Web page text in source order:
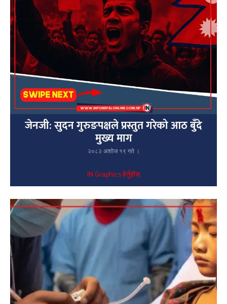
जेनजी: सुदन गुरुङपक्षले प्रस्तुत गरेको आठ बुँदे
मुख्य माग
२०८२ अशोज १९ गते ।
IN Graphics हेर्नुहोस्